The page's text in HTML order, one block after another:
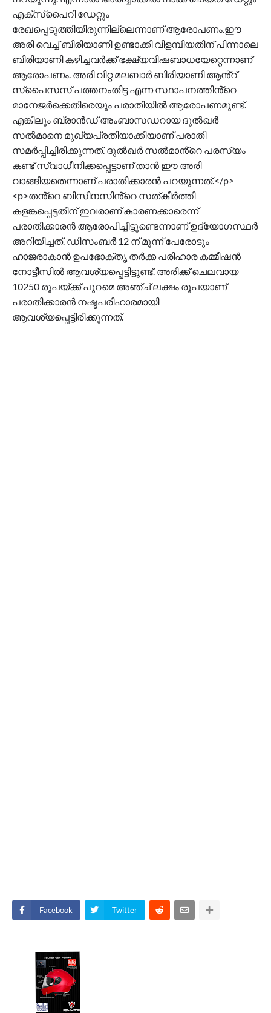
എക്‌സ്‌പൈറി ഡേറ്റും
രേഖപ്പെടുത്തിയിരുന്നില്ലെന്നാണ് ആരോപണം.ഈ
അരി വെച്ച് ബിരിയാണി ഉണ്ടാക്കി വിളമ്പിയതിന് പിന്നാലെ
ബിരിയാണി കഴിച്ചവർക്ക് ഭക്ഷ്യവിഷബാധയേറ്റെന്നാണ്
ആരോപണം. അരി വിറ്റ മലബാർ ബിരിയാണി ആൻ്റ്
സ്പൈസസ് പത്തനംതിട്ട എന്ന സ്ഥാപനത്തിൻ്റെ
മാനേജർക്കെതിരെയും പരാതിയിൽ ആരോപണമുണ്ട്.
എങ്കിലും ബ്രാൻഡ് അംബാസഡറായ ദുൽഖർ
സൽമാനെ മുഖ്യപ്രതിയാക്കിയാണ് പരാതി
സമർപ്പിച്ചിരിക്കുന്നത്. ദുൽഖർ സൽമാൻ്റെ പരസ്യം
കണ്ട് സ്വാധീനിക്കപ്പെട്ടാണ് താൻ ഈ അരി
വാങ്ങിയതെന്നാണ് പരാതിക്കാരൻ പറയുന്നത്.</p>
<p>തൻ്റെ ബിസിനസിൻ്റെ സത്കീർത്തി
കളങ്കപ്പെട്ടതിന് ഇവരാണ് കാരണക്കാരെന്ന്
പരാതിക്കാരൻ ആരോപിച്ചിട്ടുണ്ടെന്നാണ് ഉദ്യോഗസ്ഥർ
അറിയിച്ചത്. ഡിസംബർ 12 ന് മൂന്ന് പേരോടും
ഹാജരാകാൻ ഉപഭോക്തൃ തർക്ക പരിഹാര കമ്മീഷൻ
നോട്ടീസിൽ ആവശ്യപ്പെട്ടിട്ടുണ്ട്. അരിക്ക് ചെലവായ
10250 രൂപയ്ക്ക് പുറമെ അഞ്ച് ലക്ഷം രൂപയാണ്
പരാതിക്കാരൻ നഷ്ടപരിഹാരമായി
ആവശ്യപ്പെട്ടിരിക്കുന്നത്.
Facebook Twitter